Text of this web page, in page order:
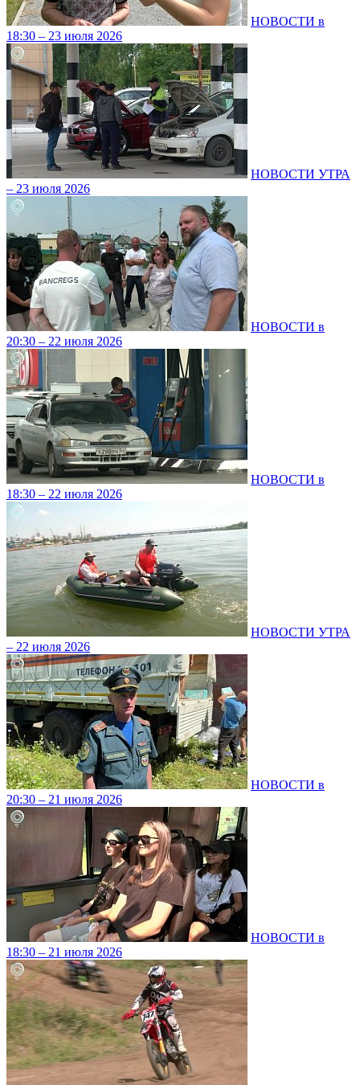
НОВОСТИ в
18:30 – 23 июля 2026
НОВОСТИ УТРА
– 23 июля 2026
НОВОСТИ в
20:30 – 22 июля 2026
НОВОСТИ в
18:30 – 22 июля 2026
НОВОСТИ УТРА
– 22 июля 2026
НОВОСТИ в
20:30 – 21 июля 2026
НОВОСТИ в
18:30 – 21 июля 2026